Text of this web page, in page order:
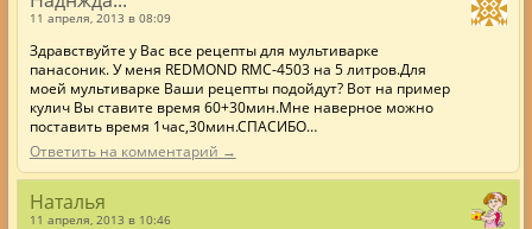
11 апреля, 2013 в 08:09
Здравствуйте у Вас все рецепты для мультиварке
панасоник. У меня REDMOND RMC-4503 на 5 литров.Для
моей мультиварке Ваши рецепты подойдут? Вот на пример
кулич Вы ставите время 60+30мин.Мне наверное можно
поставить время 1час,30мин.СПАСИБО…
Ответить на комментарий →
Наталья
11 апреля, 2013 в 10:46